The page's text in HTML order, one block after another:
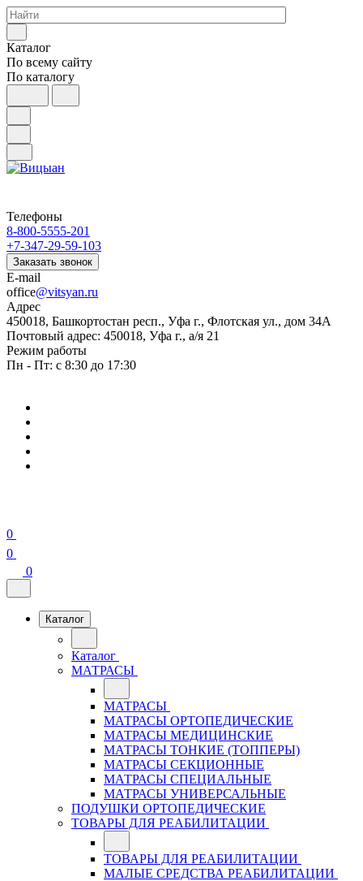
Каталог
По всему сайту
По каталогу
Телефоны
8-800-5555-201
+7-347-29-59-103
Заказать звонок
E-mail
office@vitsyan.ru
Адрес
450018, Башкортостан респ., Уфа г., Флотская ул., дом 34А
Почтовый адрес: 450018, Уфа г., а/я 21
Режим работы
Пн - Пт: с 8:30 до 17:30
0
0
0
Каталог
Каталог
МАТРАСЫ
МАТРАСЫ
МАТРАСЫ ОРТОПЕДИЧЕСКИЕ
МАТРАСЫ МЕДИЦИНСКИЕ
МАТРАСЫ ТОНКИЕ (ТОППЕРЫ)
МАТРАСЫ СЕКЦИОННЫЕ
МАТРАСЫ СПЕЦИАЛЬНЫЕ
МАТРАСЫ УНИВЕРСАЛЬНЫЕ
ПОДУШКИ ОРТОПЕДИЧЕСКИЕ
ТОВАРЫ ДЛЯ РЕАБИЛИТАЦИИ
ТОВАРЫ ДЛЯ РЕАБИЛИТАЦИИ
МАЛЫЕ СРЕДСТВА РЕАБИЛИТАЦИИ